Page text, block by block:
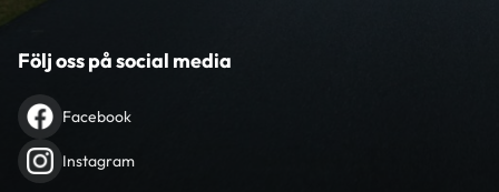
Följ oss på social media
Facebook
Instagram